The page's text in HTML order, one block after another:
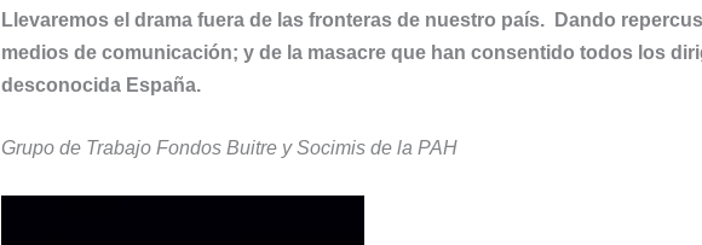
Llevaremos el drama fuera de las fronteras de nuestro país. Dando
medios de comunicación; y de la masacre que han consentido todos los
desconocida España.
Grupo de Trabajo Fondos Buitre y Socimis de la PAH